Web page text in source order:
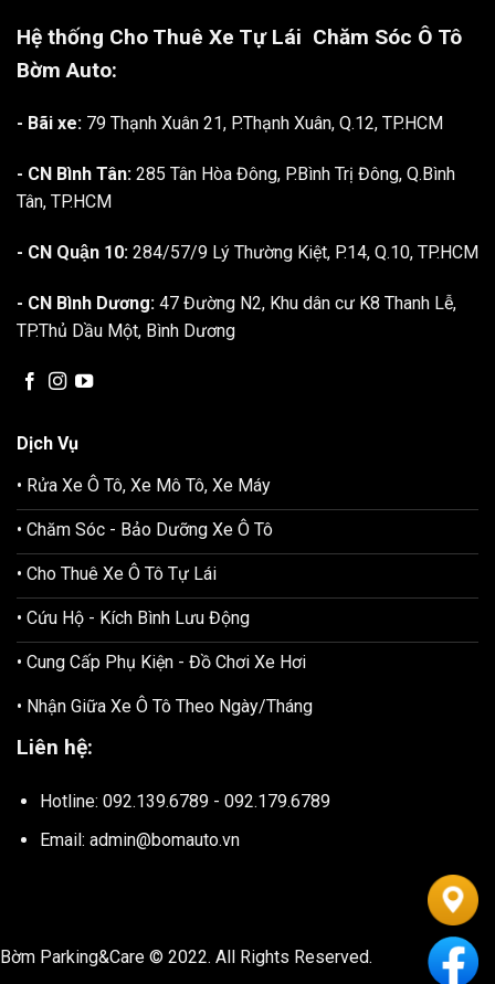
Hệ thống Cho Thuê Xe Tự Lái Chăm Sóc Ô Tô
Bờm Auto:
- Bãi xe: 79 Thạnh Xuân 21, P.Thạnh Xuân, Q.12, TP.HCM
- CN Bình Tân: 285 Tân Hòa Đông, P.Bình Trị Đông, Q.Bình
Tân, TP.HCM
- CN Quận 10: 284/57/9 Lý Thường Kiệt, P.14, Q.10, TP.HCM
- CN Bình Dương: 47 Đường N2, Khu dân cư K8 Thanh Lễ,
TP.Thủ Dầu Một, Bình Dương
Dịch Vụ
• Rửa Xe Ô Tô, Xe Mô Tô, Xe Máy
• Chăm Sóc - Bảo Dưỡng Xe Ô Tô
• Cho Thuê Xe Ô Tô Tự Lái
• Cứu Hộ - Kích Bình Lưu Động
• Cung Cấp Phụ Kiện - Đồ Chơi Xe Hơi
• Nhận Giữa Xe Ô Tô Theo Ngày/Tháng
Liên hệ:
Hotline: 092.139.6789 - 092.179.6789
Email: admin@bomauto.vn
Bờm Parking&Care © 2022. All Rights Reserved.